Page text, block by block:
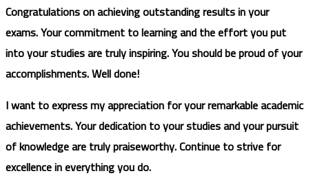
Congratulations on achieving outstanding results in your
exams. Your commitment to learning and the effort you put
into your studies are truly inspiring. You should be proud of your
accomplishments. Well done!
I want to express my appreciation for your remarkable academic
achievements. Your dedication to your studies and your pursuit
of knowledge are truly praiseworthy. Continue to strive for
excellence in everything you do.